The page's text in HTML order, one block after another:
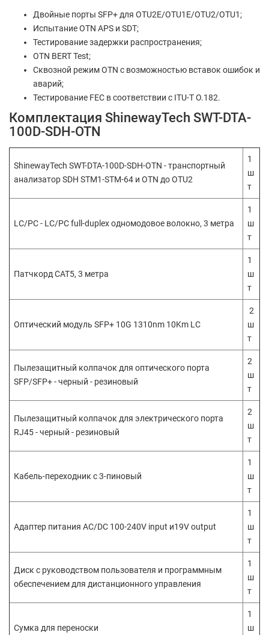
Двойные порты SFP+ для OTU2E/OTU1E/OTU2/OTU1;
Испытание OTN APS и SDT;
Тестирование задержки распространения;
OTN BERT Test;
Сквозной режим OTN с возможностью вставок ошибок и
аварий;
Тестирование FEC в соответствии с ITU-T O.182.
Комплектация ShinewayTech SWT-DTA-
100D-SDH-OTN
ShinewayTech SWT-DTA-100D-SDH-OTN - транспортный
анализатор SDH STM1-STM-64 и OTN до OTU2
1
ш
т
LC/PC - LC/PC full-duplex одномодовое волокно, 3 метра
1
ш
т
Патчкорд CAT5, 3 метра
1
ш
т
Оптический модуль SFP+ 10G 1310nm 10Km LC
2
ш
т
Пылезащитный колпачок для оптического порта
SFP/SFP+ - черный - резиновый
2
ш
т
Пылезащитный колпачок для электрического порта
RJ45 - черный - резиновый
2
ш
т
Кабель-переходник с 3-пиновый
1
ш
т
Адаптер питания AC/DC 100-240V input и19V output
1
ш
т
Диск с руководством пользователя и программным
обеспечением для дистанционного управления
1
ш
т
Сумка для переноски
1
ш